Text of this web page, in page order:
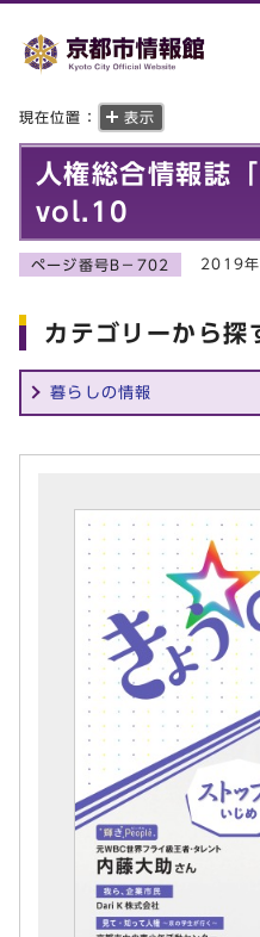
現在位置： 表示
人権総合情報誌
vol.10
ページ番号B－702 2019
カテゴリーから探
暮らしの情報